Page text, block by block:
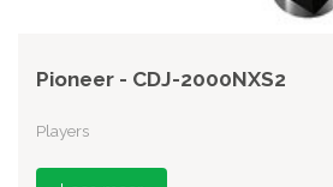
Pioneer - CDJ-2000NXS2
Players